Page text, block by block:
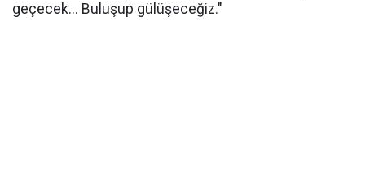
geçecek... Buluşup gülüşeceğiz."